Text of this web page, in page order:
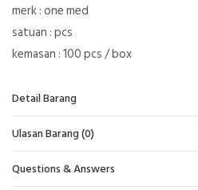
merk : one med
satuan : pcs
kemasan : 100 pcs / box
Detail Barang
Ulasan Barang (0)
Questions & Answers